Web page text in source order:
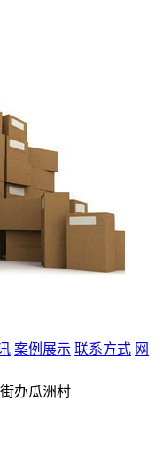
案例展示 联系方式 网
办瓜洲村